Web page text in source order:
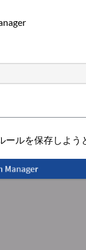
ールを保存しよう